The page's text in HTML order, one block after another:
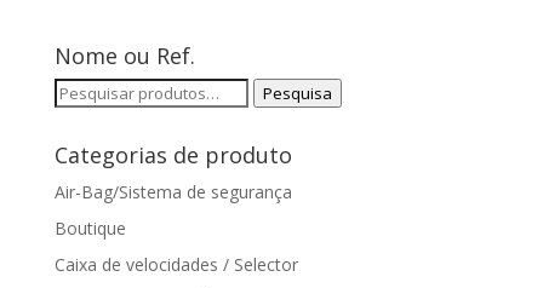
Nome ou Ref.
Pesquisar
Pesquisa
Categorias de produto
Air-Bag/Sistema de segurança
Boutique
Caixa de velocidades / Selector